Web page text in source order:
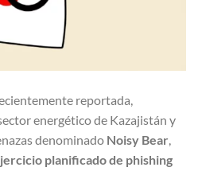
reportada,
energético de Kazajistán y
denominado Noisy Bear
planificado de phishing